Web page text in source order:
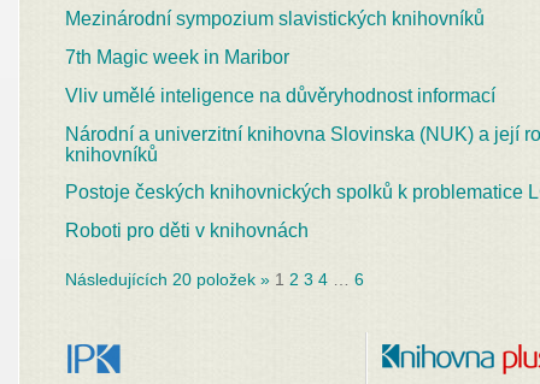
Mezinárodní sympozium slavistických knihovníků
7th Magic week in Maribor
Vliv umělé inteligence na důvěryhodnost informací
Národní a univerzitní knihovna Slovinska (NUK) a její
knihovníků
Postoje českých knihovnických spolků k problematice
Roboti pro děti v knihovnách
Následujících 20 položek » 1 2 3 4 …6